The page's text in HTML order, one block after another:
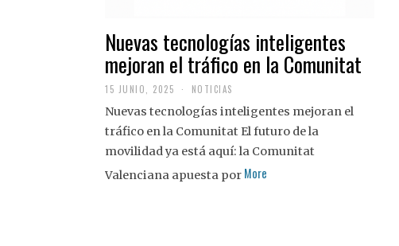
Nuevas tecnologías inteligentes
mejoran el tráfico en la Comunitat
15 JUNIO, 2025 NOTICIAS
Nuevas tecnologías inteligentes mejoran el
tráfico en la Comunitat El futuro de la
movilidad ya está aquí: la Comunitat
Valenciana apuesta por More